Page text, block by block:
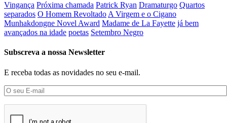
Vingança Próxima chamada Patrick Ryan Dramaturgo Quartos
separados O Homem Revoltado A Virgem e o Cigano
Munhakdongne Novel Award Madame de La Fayette já bem
avançados na idade poetas Setembro Negro
Subscreva a nossa Newsletter
E receba todas as novidades no seu e-mail.